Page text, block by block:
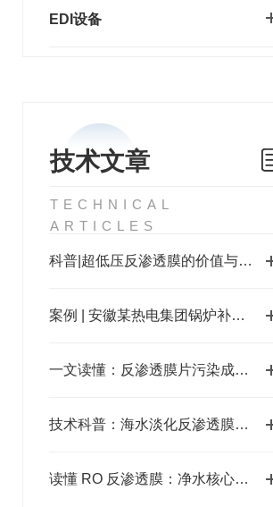
EDI设备
技术文章
TECHNICAL
ARTICLES
科普|超低压反渗透膜的价值与应用
案例 | 安徽某热电集团锅炉补给水项目
一文读懂：反渗透膜片污染成因及清洗技术
技术科普：海水淡化反渗透膜的原理及应用解析
读懂 RO 反渗透膜：净水核心技术，海纳环保守护每一滴洁净用水